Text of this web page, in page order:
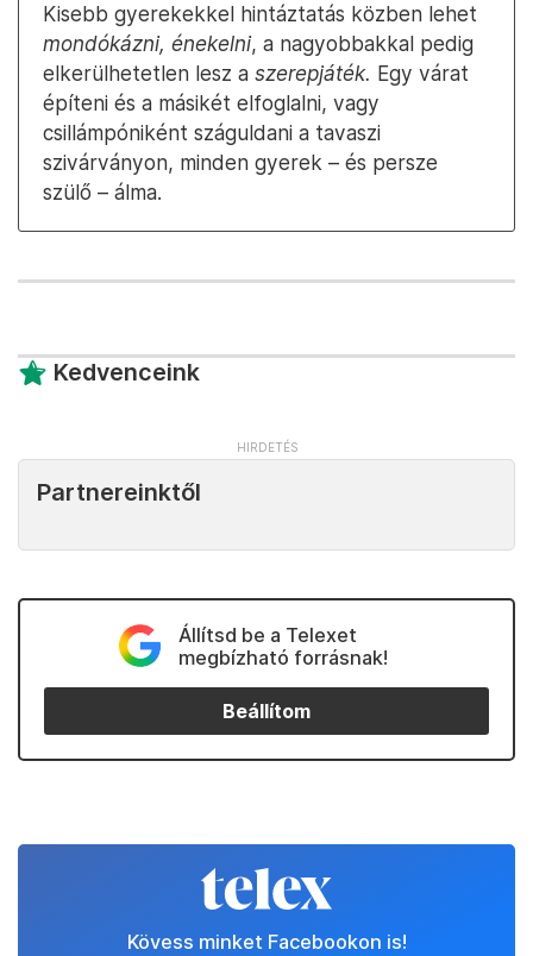
Kisebb gyerekekkel hintáztatás közben lehet
mondókázni, énekelni, a nagyobbakkal pedig
elkerülhetetlen lesz a szerepjáték. Egy várat
építeni és a másikét elfoglalni, vagy
csillámpóniként száguldani a tavaszi
szivárványon, minden gyerek – és persze
szülő – álma.
Kedvenceink
Partnereinktől
Állítsd be a Telexet
megbízható forrásnak!
Beállítom
Kövess minket Facebookon is!